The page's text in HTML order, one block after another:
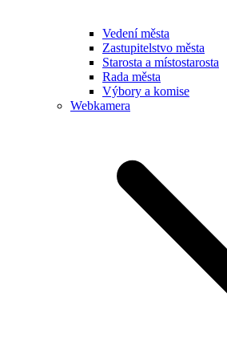
Vedení města
Zastupitelstvo města
Starosta a místostarosta
Rada města
Výbory a komise
Webkamera